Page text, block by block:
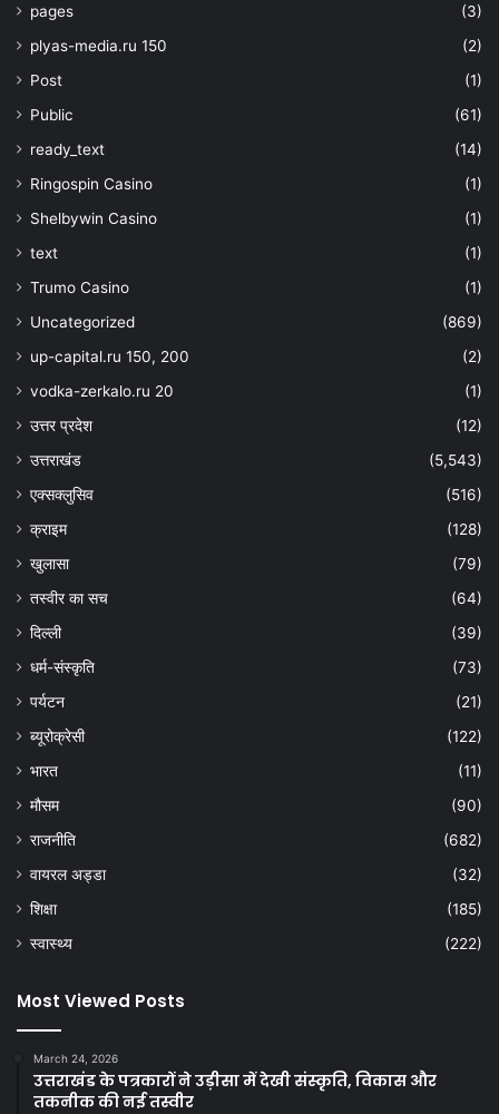
pages
(3)
plyas-media.ru 150
(2)
Post
(1)
Public
(61)
ready_text
(14)
Ringospin Casino
(1)
Shelbywin Casino
(1)
text
(1)
Trumo Casino
(1)
Uncategorized
(869)
up-capital.ru 150, 200
(2)
vodka-zerkalo.ru 20
(1)
उत्तर प्रदेश
(12)
उत्तराखंड
(5,543)
एक्सक्लुसिव
(516)
क्राइम
(128)
खुलासा
(79)
तस्वीर का सच
(64)
दिल्ली
(39)
धर्म-संस्कृति
(73)
पर्यटन
(21)
ब्यूरोक्रेसी
(122)
भारत
(11)
मौसम
(90)
राजनीति
(682)
वायरल अड्डा
(32)
शिक्षा
(185)
स्वास्थ्य
(222)
Most Viewed Posts
March 24, 2026
उत्तराखंड के पत्रकारों ने उड़ीसा में देखी संस्कृति, विकास और
तकनीक की नई तस्वीर